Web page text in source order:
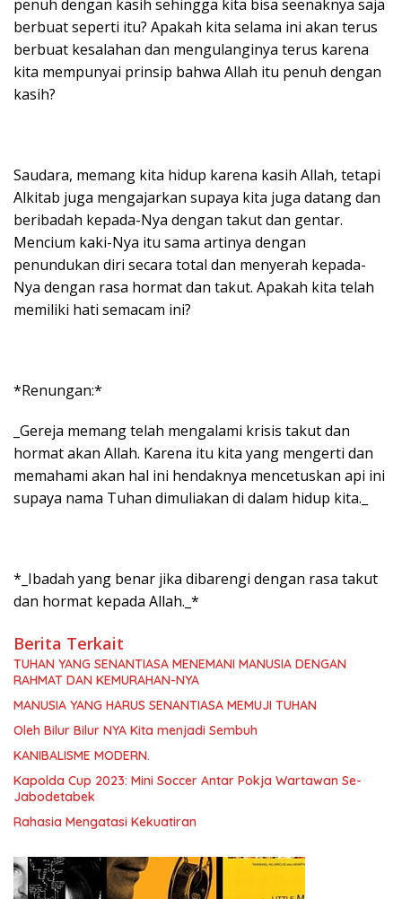
penuh dengan kasih sehingga kita bisa seenaknya saja
berbuat seperti itu? Apakah kita selama ini akan terus
berbuat kesalahan dan mengulanginya terus karena
kita mempunyai prinsip bahwa Allah itu penuh dengan
kasih?
Saudara, memang kita hidup karena kasih Allah, tetapi
Alkitab juga mengajarkan supaya kita juga datang dan
beribadah kepada-Nya dengan takut dan gentar.
Mencium kaki-Nya itu sama artinya dengan
penundukan diri secara total dan menyerah kepada-
Nya dengan rasa hormat dan takut. Apakah kita telah
memiliki hati semacam ini?
*Renungan:*
_Gereja memang telah mengalami krisis takut dan
hormat akan Allah. Karena itu kita yang mengerti dan
memahami akan hal ini hendaknya mencetuskan api ini
supaya nama Tuhan dimuliakan di dalam hidup kita._
*_Ibadah yang benar jika dibarengi dengan rasa takut
dan hormat kepada Allah._*
Berita Terkait
TUHAN YANG SENANTIASA MENEMANI MANUSIA DENGAN
RAHMAT DAN KEMURAHAN-NYA
MANUSIA YANG HARUS SENANTIASA MEMUJI TUHAN
Oleh Bilur Bilur NYA Kita menjadi Sembuh
KANIBALISME MODERN.
Kapolda Cup 2023: Mini Soccer Antar Pokja Wartawan Se-
Jabodetabek
Rahasia Mengatasi Kekuatiran